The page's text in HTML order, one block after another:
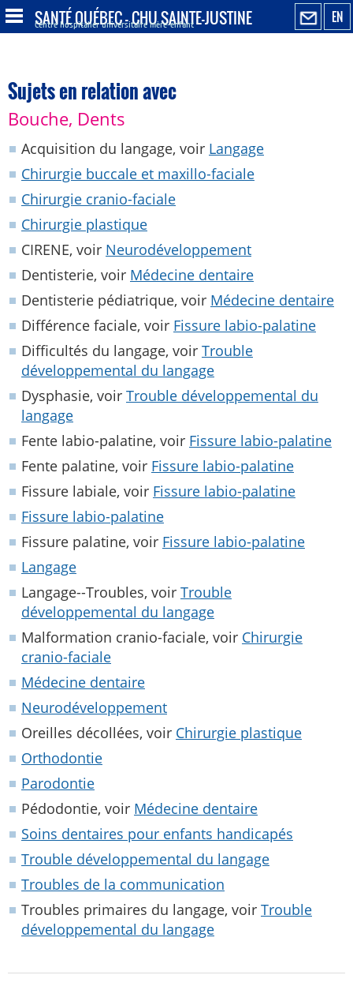
EN
SANTÉ QUÉBEC - CHU SAINTE-JUSTINE
Centre hospitalier universitaire mère-enfant
Sujets en relation avec
Bouche, Dents
Acquisition du langage, voir Langage
Chirurgie buccale et maxillo-faciale
Chirurgie cranio-faciale
Chirurgie plastique
CIRENE, voir Neurodéveloppement
Dentisterie, voir Médecine dentaire
Dentisterie pédiatrique, voir Médecine dentaire
Différence faciale, voir Fissure labio-palatine
Difficultés du langage, voir Trouble
développemental du langage
Dysphasie, voir Trouble développemental du
langage
Fente labio-palatine, voir Fissure labio-palatine
Fente palatine, voir Fissure labio-palatine
Fissure labiale, voir Fissure labio-palatine
Fissure labio-palatine
Fissure palatine, voir Fissure labio-palatine
Langage
Langage--Troubles, voir Trouble
développemental du langage
Malformation cranio-faciale, voir Chirurgie
cranio-faciale
Médecine dentaire
Neurodéveloppement
Oreilles décollées, voir Chirurgie plastique
Orthodontie
Parodontie
Pédodontie, voir Médecine dentaire
Soins dentaires pour enfants handicapés
Trouble développemental du langage
Troubles de la communication
Troubles primaires du langage, voir Trouble
développemental du langage